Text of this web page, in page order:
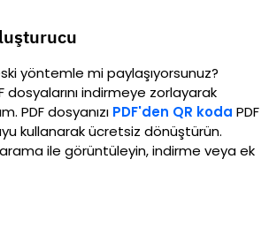
yöntemle mi paylaşıyorsunuz?
dosyalarını indirmeye zorlayarak
PDF dosyanızı PDF'den QR koda PDF
kullanarak ücretsiz dönüştürün.
ile görüntüleyin, indirme veya ek